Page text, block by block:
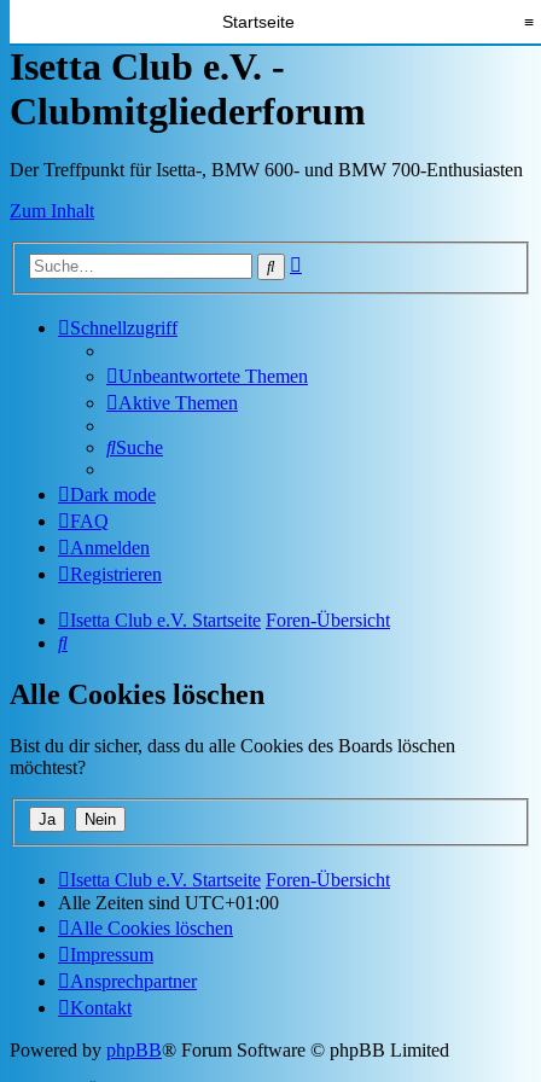
Startseite ≡
Isetta Club e.V. -
Clubmitgliederforum
Der Treffpunkt für Isetta-, BMW 600- und BMW 700-Enthusiasten
Zum Inhalt
Suche
Schnellzugriff
Unbeantwortete Themen
Aktive Themen
Suche
Dark mode
FAQ
Anmelden
Registrieren
Isetta Club e.V. Startseite Foren-Übersicht
Suche
Alle Cookies löschen
Bist du dir sicher, dass du alle Cookies des Boards löschen
möchtest?
Isetta Club e.V. Startseite Foren-Übersicht
Alle Zeiten sind UTC+01:00
Alle Cookies löschen
Impressum
Ansprechpartner
Kontakt
Powered by phpBB® Forum Software © phpBB Limited